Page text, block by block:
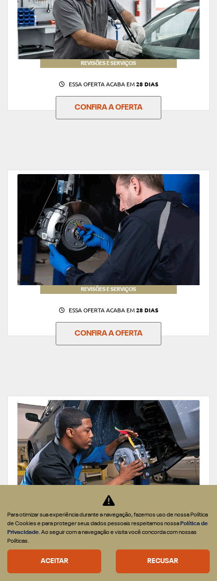
REVISÕES E SERVIÇOS
ESSA OFERTA ACABA EM28 DIAS
CONFIRA A OFERTA
REVISÕES E SERVIÇOS
ESSA OFERTA ACABA EM28 DIAS
CONFIRA A OFERTA
REVISÕES E SERVIÇOS
ESSA OFERTA ACABA EM28 DIAS
Para otimizar sua experiência durante a navegação, fazemos uso de nossa Política
de Cookies e para proteger seus dados pessoais respeitamos nossa Política de
Privacidade. Ao seguir com a navegação e visita você concorda com nossas
Políticas.
ACEITAR RECUSAR